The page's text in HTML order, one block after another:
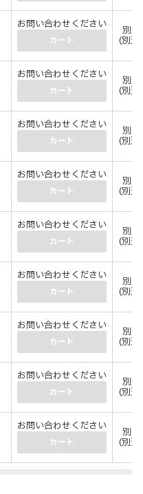
お問い合わせください
カート
別途
(別途
お問い合わせください
カート
別途
(別途
お問い合わせください
カート
別途
(別途
お問い合わせください
カート
別途
(別途
お問い合わせください
カート
別途
(別途
お問い合わせください
カート
別途
(別途
お問い合わせください
カート
別途
(別途
お問い合わせください
カート
別途
(別途
お問い合わせください
カート
別途
(別途